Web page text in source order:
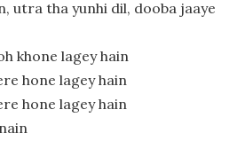
utra tha yunhi dil, dooba jaaye
khone lagey hain
hone lagey hain
hone lagey hain